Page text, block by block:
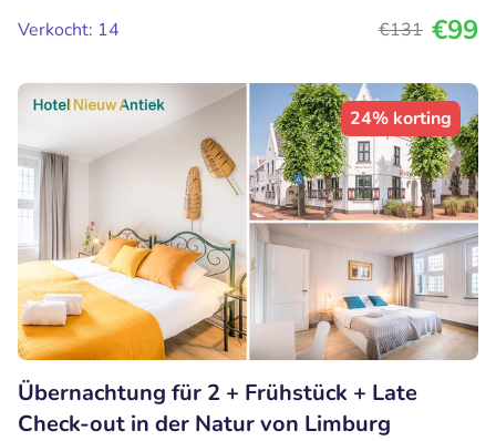
Verkocht: 14
€131 €99
24% korting
Übernachtung für 2 + Frühstück + Late
Check-out in der Natur von Limburg